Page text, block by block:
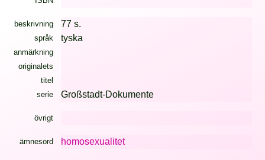
beskrivning 77 s.
språk tyska
anmärkning
originalets
titel
serie
Großstadt-Dokumente
övrigt
ämnesord homosexualitet